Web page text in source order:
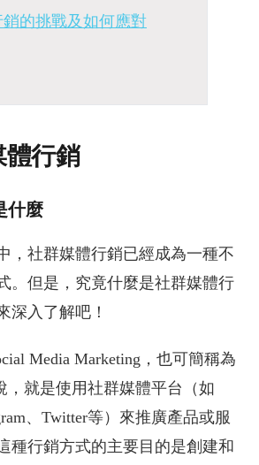
的挑戰及如何應對
體行銷
什麼
，社群媒體行銷已經成為一種不
。但是，究竟什麼是社群媒體行
深入了解吧！
Media Marketing，也可簡稱為
，就是使用社群媒體平台（如
、Twitter等）來推廣產品或服
種行銷方式的主要目的是創建和